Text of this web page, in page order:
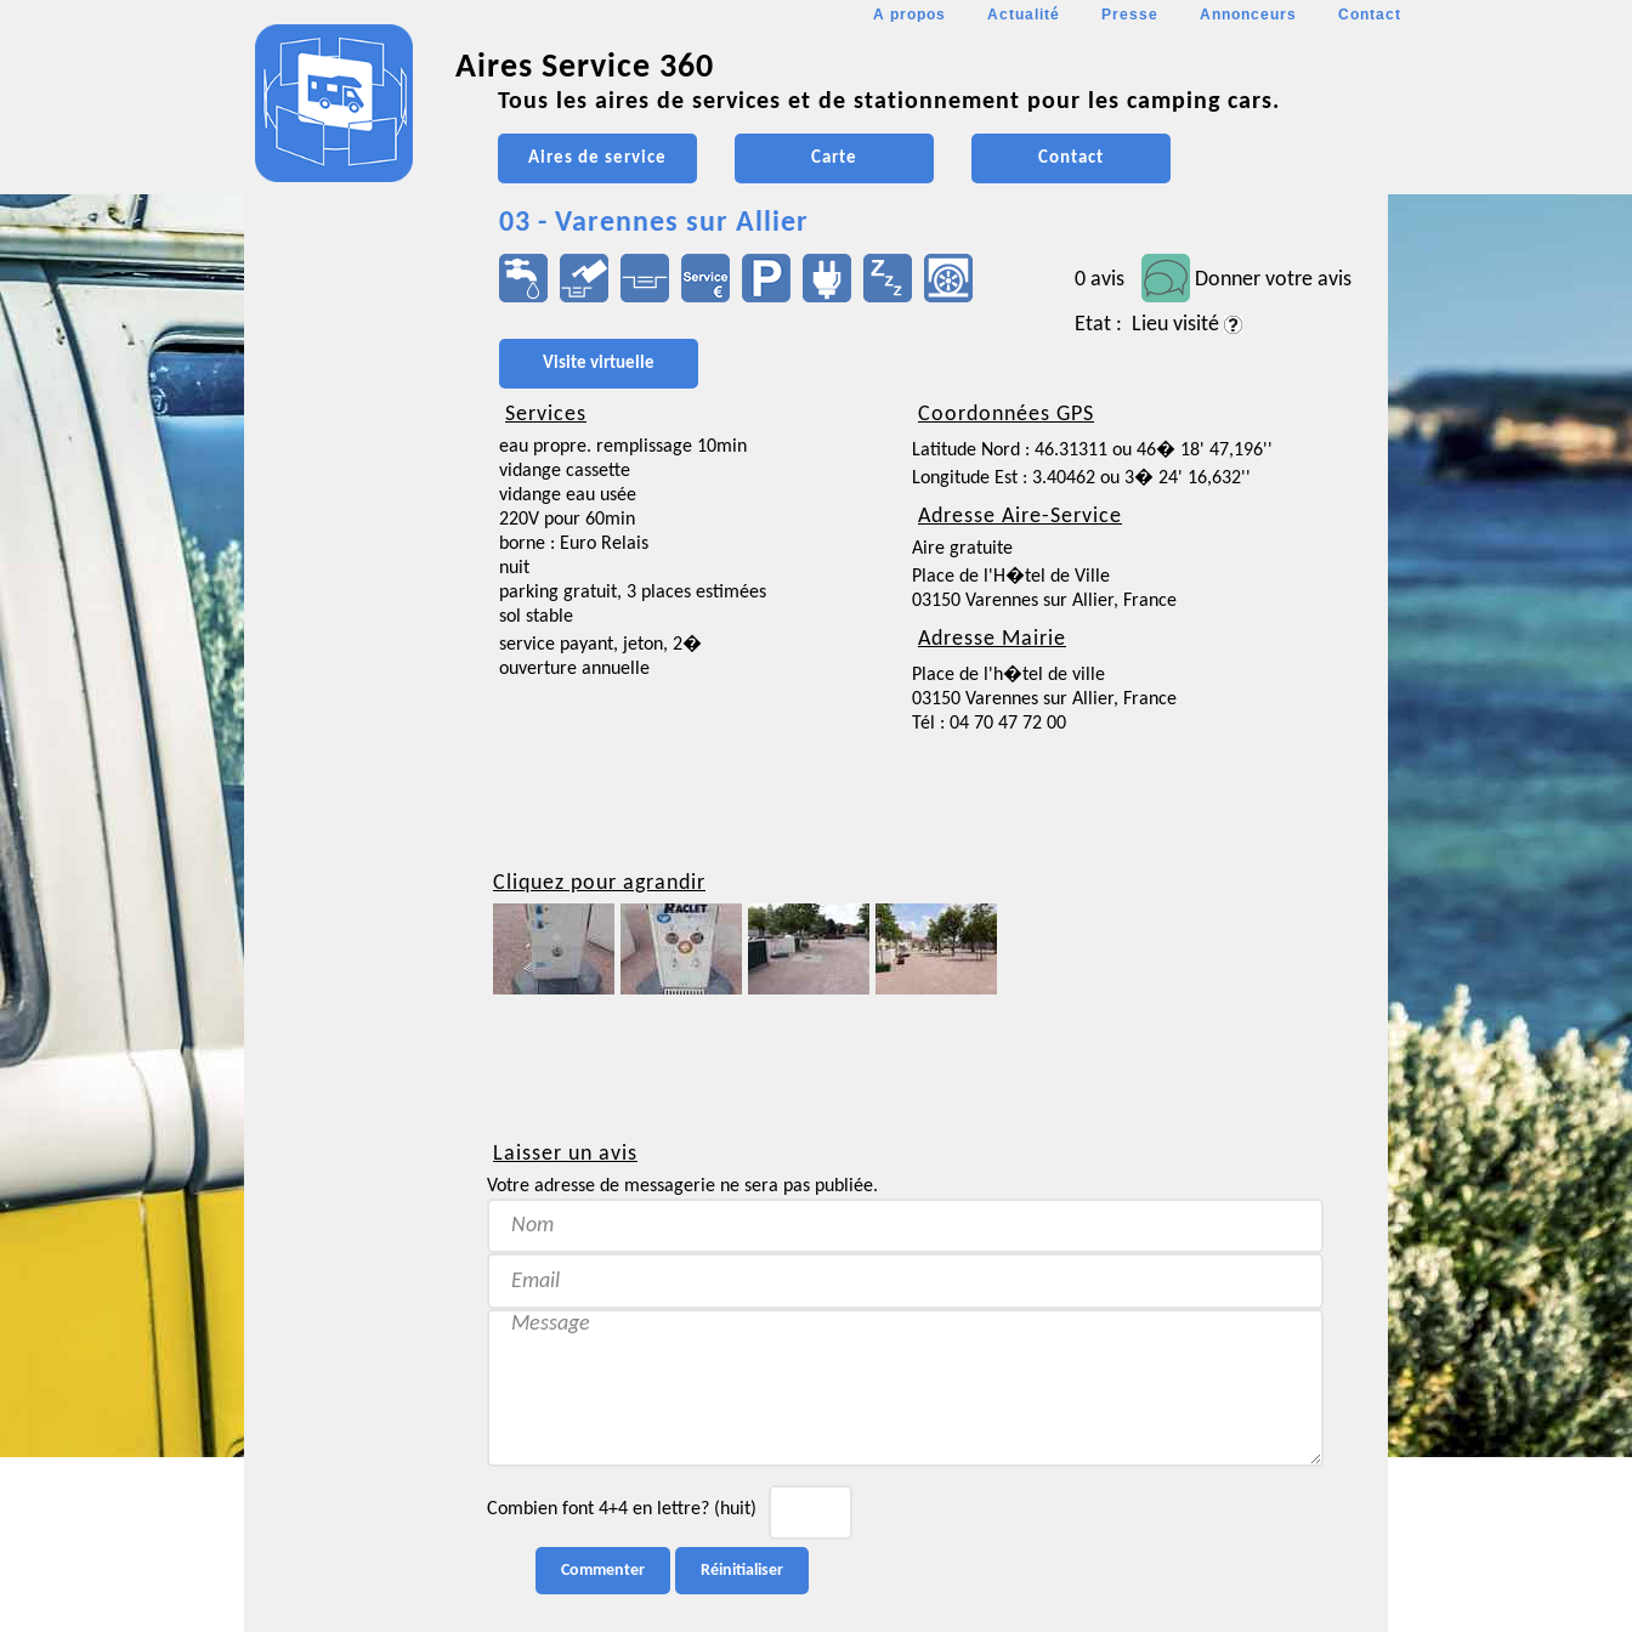
A propos Actualité Presse Annonceurs Contact
Aires Service 360
Tous les aires de services et de stationnement pour les camping cars.
Aires de service Carte Contact
03 - Varennes sur Allier
0 avis
Donner votre avis
Etat : Lieu visité
Visite virtuelle
Services
eau propre. remplissage 10min
vidange cassette
vidange eau usée
220V pour 60min
borne : Euro Relais
nuit
parking gratuit, 3 places estimées
sol stable
service payant, jeton, 2�
ouverture annuelle
Coordonnées GPS
Latitude Nord : 46.31311 ou 46� 18' 47,196''
Longitude Est : 3.40462 ou 3� 24' 16,632''
Adresse Aire-Service
Aire gratuite
Place de l'H�tel de Ville
03150 Varennes sur Allier, France
Adresse Mairie
Place de l'h�tel de ville
03150 Varennes sur Allier, France
Tél : 04 70 47 72 00
Cliquez pour agrandir
Laisser un avis
Votre adresse de messagerie ne sera pas publiée.
Combien font 4+4 en lettre? (huit)